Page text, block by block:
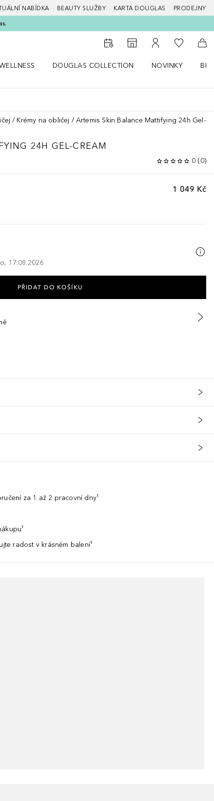
NABÍDKA BEAUTY SLUŽBY KARTA DOUGLAS PRODEJNY
K vyhledávači prodejen
K mému účtu
K mému
Do
DOUGLAS COLLECTION
NOVINKY
Krémy na obličej Artemis Skin Balance Mattifying 24h Gel-
24H GEL-CREAM
0 (0)
1 049 Kč
17.08.2026
PŘIDAT DO KOŠÍKU
za 1 až 2 pracovní dny¹
radost v krásném balení¹